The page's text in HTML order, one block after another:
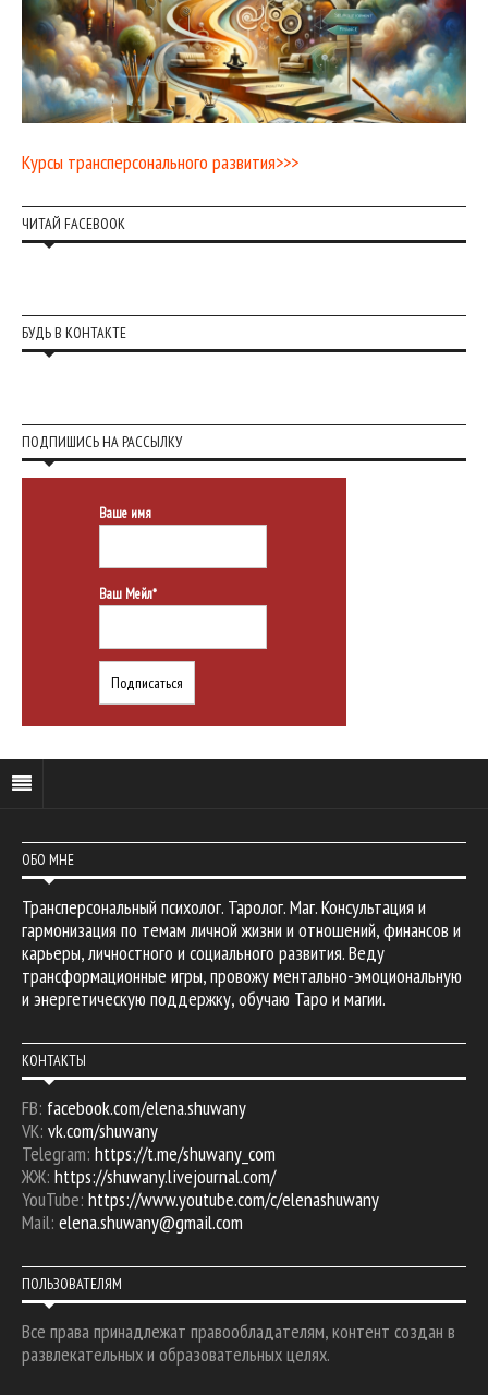
Курсы трансперсонального развития>>>
ЧИТАЙ FACEBOOK
БУДЬ В КОНТАКТЕ
ПОДПИШИСЬ НА РАССЫЛКУ
Ваше имя
Ваш Мейл*
ОБО МНЕ
Трансперсональный психолог. Таролог. Маг. Консультация и
гармонизация по темам личной жизни и отношений, финансов и
карьеры, личностного и социального развития. Веду
трансформационные игры, провожу ментально-эмоциональную
и энергетическую поддержку, обучаю Таро и магии.
КОНТАКТЫ
FB: facebook.com/elena.shuwany
VK: vk.com/shuwany
Telegram: https://t.me/shuwany_com
ЖЖ: https://shuwany.livejournal.com/
YouTube: https://www.youtube.com/c/elenashuwany
Mail: elena.shuwany@gmail.com
ПОЛЬЗОВАТЕЛЯМ
Все права принадлежат правообладателям, контент создан в
развлекательных и образовательных целях.